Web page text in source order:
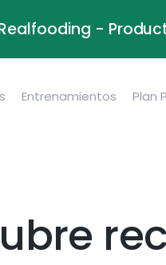
-
Entrenamientos Plan